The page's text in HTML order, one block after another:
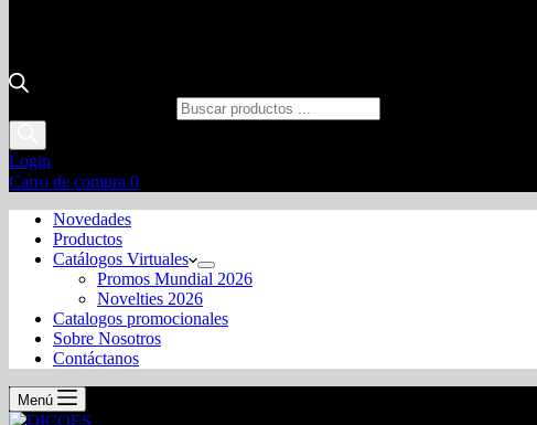
Login
Carro de compra 0
Novedades
Productos
Catálogos Virtuales
Promos Mundial 2026
Novelties 2026
Catalogos promocionales
Sobre Nosotros
Contáctanos
Menú